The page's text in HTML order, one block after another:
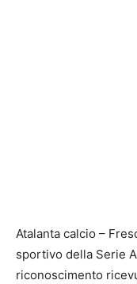
Atalanta calcio –
sportivo della Serie
riconoscimento